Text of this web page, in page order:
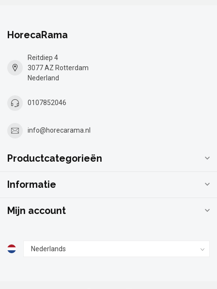
HorecaRama
Reitdiep 4
3077 AZ Rotterdam
Nederland
0107852046
info@horecarama.nl
Productcategorieën
Informatie
Mijn account